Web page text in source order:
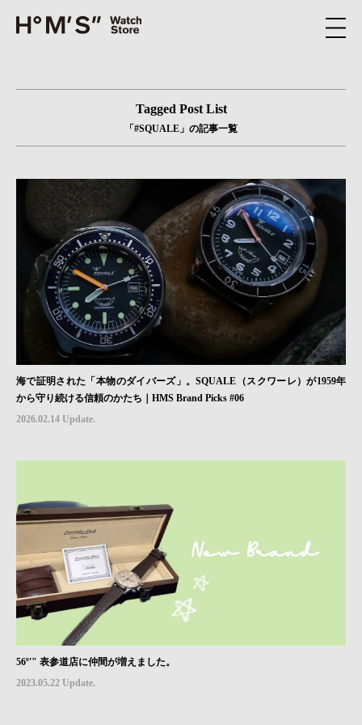
Tagged Post List
「#SQUALE」の記事一覧
海で証明された「本物のダイバーズ」。SQUALE（スクワーレ）が1959年
から守り続ける信頼のかたち｜HMS Brand Picks #06
2026.02.14 Update.
56º'" 表参道店に仲間が増えました。
2023.05.22 Update.